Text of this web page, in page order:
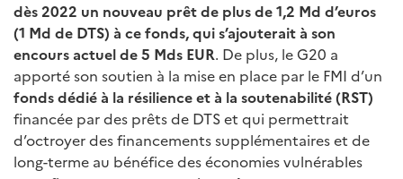
dès 2022 un nouveau prêt de plus de 1,2 Md d’euros
(1 Md de DTS) à ce fonds, qui s’ajouterait à son
encours actuel de 5 Mds EUR. De plus, le G20 a
apporté son soutien à la mise en place par le FMI d’un
fonds dédié à la résilience et à la soutenabilité (RST)
financée par des prêts de DTS et qui permettrait
d’octroyer des financements supplémentaires et de
long-terme au bénéfice des économies vulnérables